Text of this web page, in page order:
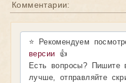
Комментарии:
⭐ Рекомендуем
версии 👍
Есть вопросы? Пишите
лучше, отправляйте